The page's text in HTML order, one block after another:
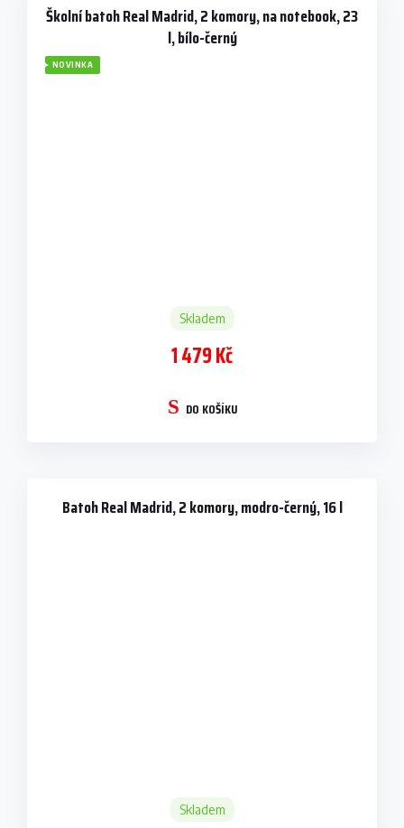
Školní batoh Real Madrid, 2 komory, na notebook, 23
l, bílo-černý
NOVINKA
Skladem
1 479 Kč
DO KOŠÍKU
Batoh Real Madrid, 2 komory, modro-černý, 16 l
Skladem